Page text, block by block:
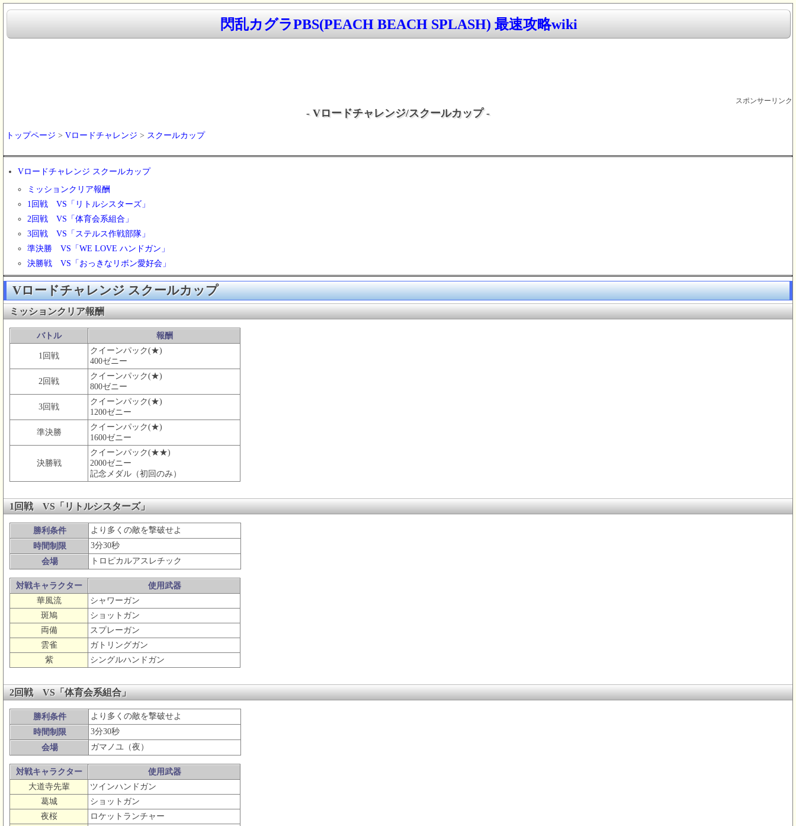
閃乱カグラPBS(PEACH BEACH SPLASH) 最速攻略wiki
スポンサーリンク
- Vロードチャレンジ/スクールカップ -
トップページ > Vロードチャレンジ > スクールカップ
Vロードチャレンジ スクールカップ
ミッションクリア報酬
1回戦 VS「リトルシスターズ」
2回戦 VS「体育会系組合」
3回戦 VS「ステルス作戦部隊」
準決勝 VS「WE LOVE ハンドガン」
決勝戦 VS「おっきなリボン愛好会」
Vロードチャレンジ スクールカップ
ミッションクリア報酬
バトル 報酬
1回戦
クイーンパック(★)
400ゼニー
2回戦
クイーンパック(★)
800ゼニー
3回戦
クイーンパック(★)
1200ゼニー
準決勝
クイーンパック(★)
1600ゼニー
決勝戦
クイーンパック(★★)
2000ゼニー
記念メダル（初回のみ）
1回戦 VS「リトルシスターズ」
勝利条件
より多くの敵を撃破せよ
時間制限
3分30秒
会場
トロピカルアスレチック
対戦キャラクター
使用武器
華風流
シャワーガン
斑鳩
ショットガン
両備
スプレーガン
雲雀
ガトリングガン
紫
シングルハンドガン
2回戦 VS「体育会系組合」
勝利条件
より多くの敵を撃破せよ
時間制限
3分30秒
会場
ガマノユ（夜）
対戦キャラクター
使用武器
大道寺先輩
ツインハンドガン
葛城
ショットガン
夜桜
ロケットランチャー